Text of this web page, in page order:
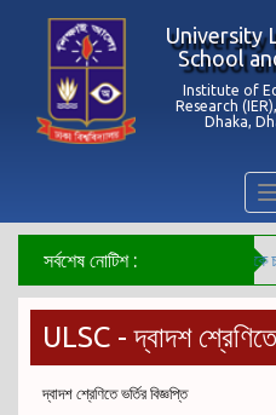
University
School
Institute of
Research
Dhaka,
সর্বশেষ নোটিশ : ***কেজি থেকে
ULSC - দ্বাদশ শ্রেণিতে
দ্বাদশ শ্রেণিতে ভর্তির বিজ্ঞপ্তি